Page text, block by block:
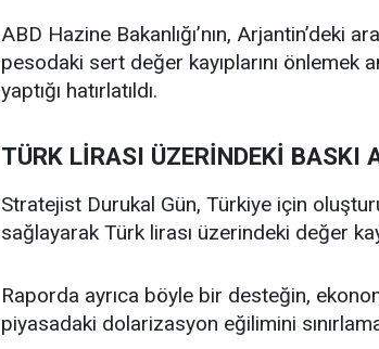
ABD Hazine Bakanlığı’nın,
pesodaki sert değer kayıplarını önlemek
yaptığı hatırlatıldı.
TÜRK LİRASI ÜZERİNDEKİ BASKI
Stratejist Durukal Gün, Türkiye için
sağlayarak Türk lirası üzerindeki değer
Raporda ayrıca böyle bir desteğin,
piyasadaki dolarizasyon eğilimini